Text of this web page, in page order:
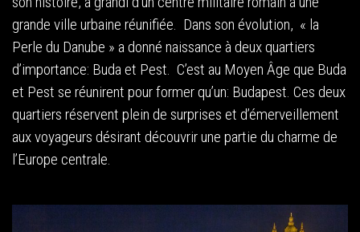
grande ville urbaine réunifiée. Dans son évolution, « la
Perle du Danube » a donné naissance à deux quartiers
d’importance: Buda et Pest. C’est au Moyen Âge que Buda
et Pest se réunirent pour former qu’un: Budapest. Ces deux
quartiers réservent plein de surprises et d’émerveillement
aux voyageurs désirant découvrir une partie du charme de
l’Europe centrale.